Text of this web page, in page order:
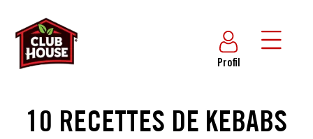
Profil
10 RECETTES DE KEBABS